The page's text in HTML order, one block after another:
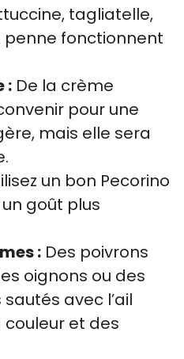
tagliatelle,
fonctionnent
: De la crème
pour une
mais elle sera
un bon Pecorino
goût plus
: Des poivrons
oignons ou des
avec l’ail
et des